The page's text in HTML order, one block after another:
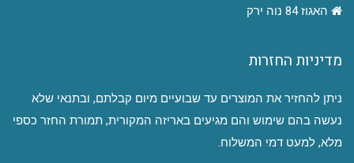
האגוז 84 נוה ירק
מדיניות החזרות
ניתן להחזיר את המוצרים עד שבועיים מיום קבלתם, ובתנאי שלא
נעשה בהם שימוש והם מגיעים באריזה המקורית, תמורת החזר כספי
מלא, למעט דמי המשלוח.